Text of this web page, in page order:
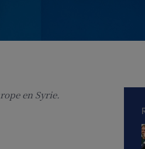
en Syrie.